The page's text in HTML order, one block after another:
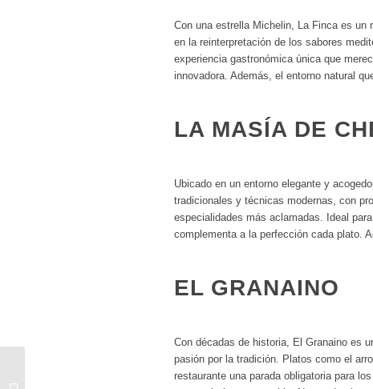
Con una estrella Michelin, La Finca es un
en la reinterpretación de los sabores
experiencia gastronómica única que
innovadora. Además, el entorno natural
LA MASÍA DE
Ubicado en un entorno elegante y
tradicionales y técnicas modernas, con
especialidades más aclamadas. Ideal
complementa a la perfección cada plato.
EL GRANAINO
Con décadas de historia, El Granaino es
pasión por la tradición. Platos como el
restaurante una parada obligatoria para
PLATOS TÍPICOS DE CANARIAS